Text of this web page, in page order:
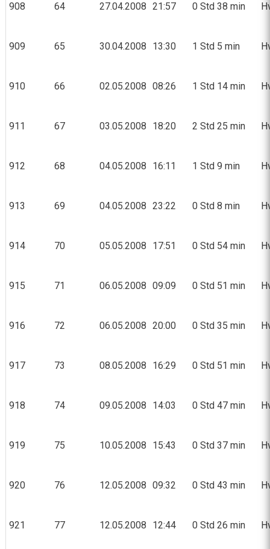
908 64 27.04.2008 21:57 0 Std 38 min
909 65 30.04.2008 13:30 1 Std 5 min
910 66 02.05.2008 08:26 1 Std 14 min
911 67 03.05.2008 18:20 2 Std 25 min
912 68 04.05.2008 16:11 1 Std 9 min
913 69 04.05.2008 23:22 0 Std 8 min
914 70 05.05.2008 17:51 0 Std 54 min
915 71 06.05.2008 09:09 0 Std 51 min
916 72 06.05.2008 20:00 0 Std 35 min
917 73 08.05.2008 16:29 0 Std 51 min
918 74 09.05.2008 14:03 0 Std 47 min
919 75 10.05.2008 15:43 0 Std 37 min
920 76 12.05.2008 09:32 0 Std 43 min
921 77 12.05.2008 12:44 0 Std 26 min